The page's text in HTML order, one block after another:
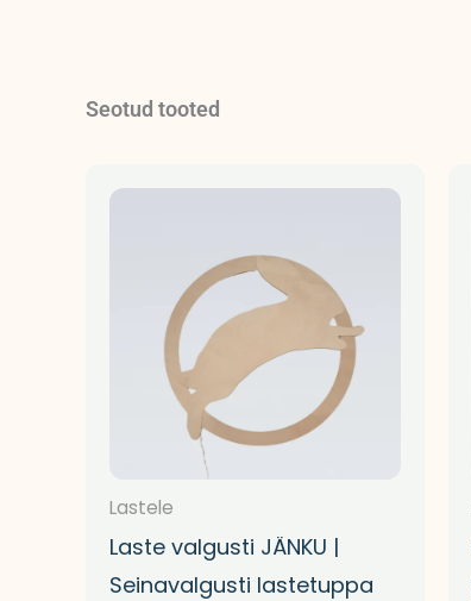
Seotud tooted
Lastele
Laste valgusti JÄNKU |
Seinavalgusti lastetuppa